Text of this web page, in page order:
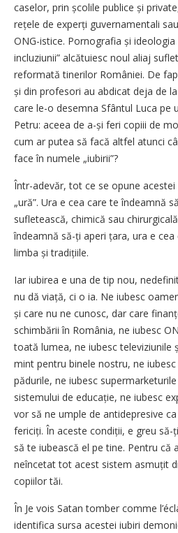
caselor, prin școlile publice și
rețele de experți guvernamentali
ONG-istice. Pornografia și
incluziunii” alcătuiesc noul aliaj
reformată ­tinerilor României. De
și din profesori au abdicat deja de
care le-o desemna Sfântul Luca pe
Petru: aceea de a-și feri copiii de
cum ar putea să facă altfel atunci
face în numele „iubirii”?
Într-adevăr, tot ce se opune acestei
„ură”. Ura e cea care te îndeamnă
sufletească, chimică sau
îndeamnă să-ți aperi țara, ura e
limba și tradițiile.
Iar iubirea e una de tip nou,
nu dă viață, ci o ia. Ne iubesc
și care nu ne cunosc, dar care
schimbării în România, ne iubesc
toată lumea, ne iubesc televiziunile
mint pentru binele nostru, ne
pădurile, ne iubesc
sistemului de educație, ne iubesc
vor să ne umple de antidepresive
fericiți. În aceste condiții, e greu să-
să te iubească el pe tine. Pentru că
neîncetat tot acest sistem asmuțit
copiilor tăi.
În Je vois Satan tomber comme
identifica sursa acestei iubiri